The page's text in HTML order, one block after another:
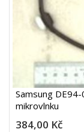
Samsung
mikrovlnku
384,00 Kč